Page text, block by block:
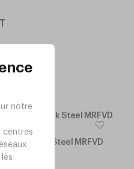
Black Steel MRFVD